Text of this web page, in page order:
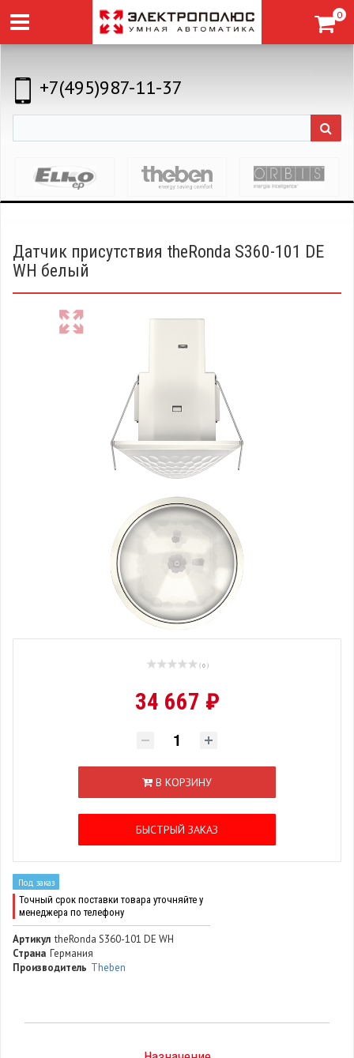
0
+7(495)987-11-37
Датчик присутствия theRonda S360-101 DE
WH белый
( 0 )
34 667 ₽
В КОРЗИНУ
БЫСТРЫЙ ЗАКАЗ
Под заказ
Точный срок поставки товара уточняйте у
менеджера по телефону
Артикул theRonda S360-101 DE WH
Страна Германия
Производитель Theben